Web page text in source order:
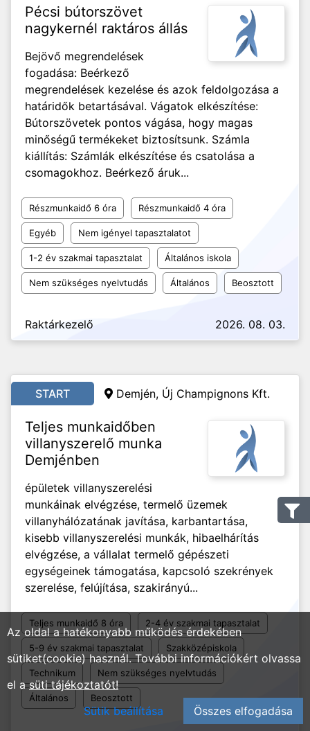
Pécsi bútorszövet
nagykernél raktáros állás
Bejövő megrendelések
fogadása: Beérkező
megrendelések kezelése és azok feldolgozása a
határidők betartásával. Vágatok elkészítése:
Bútorszövetek pontos vágása, hogy magas
minőségű termékeket biztosítsunk. Számla
kiállítás: Számlák elkészítése és csatolása a
csomagokhoz. Beérkező áruk...
Részmunkaidő 6 óra Részmunkaidő 4 óra
Egyéb Nem igényel tapasztalatot
1-2 év szakmai tapasztalat Általános iskola
Nem szükséges nyelvtudás Általános Beosztott
Raktárkezelő 2026. 08. 03.
START Demjén, Új Champignons Kft.
Teljes munkaidőben
villanyszerelő munka
Demjénben
épületek villanyszerelési
munkáinak elvégzése, termelő üzemek
villanyhálózatának javítása, karbantartása,
kisebb villanyszerelési munkák, hibaelhárítás
elvégzése, a vállalat termelő gépészeti
egységeinek támogatása, kapcsoló szekrények
szerelése, felújítása, szakirányú...
Teljes munkaidő 8 óra 2-4 év szakmai tapasztalat
5-9 év szakmai tapasztalat Szakközépiskola
Technikum Nem szükséges nyelvtudás
Általános Beosztott
Az oldal a hatékonyabb működés érdekében
sütiket(cookie) használ. További információkért olvassa
el asüti tájékoztatót!
Sütik beállítása
Összes elfogadása